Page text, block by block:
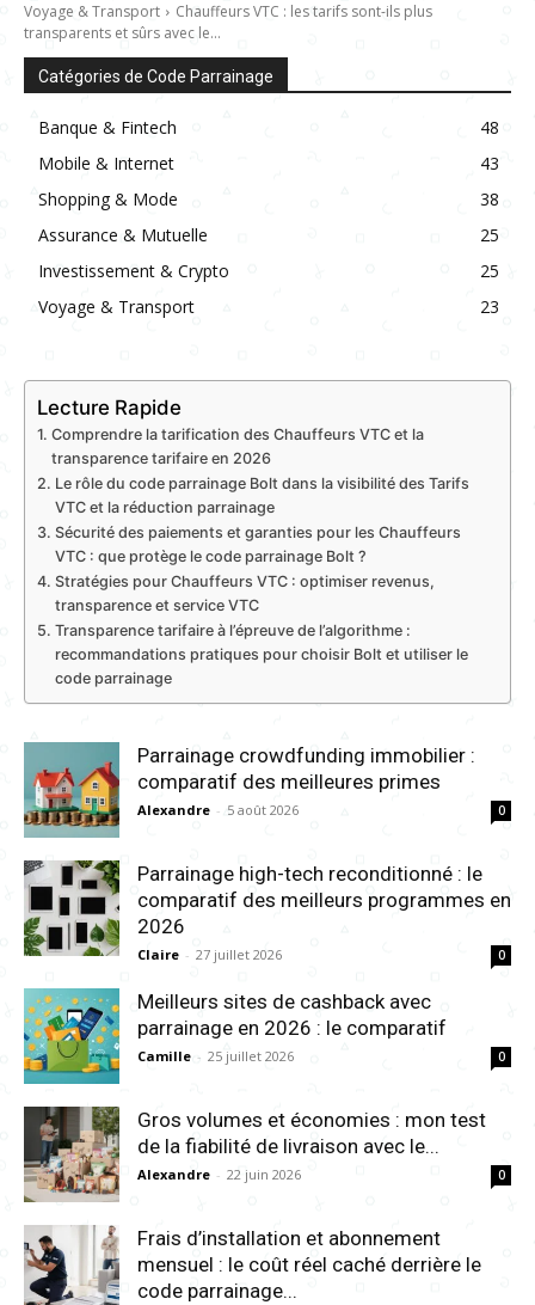
Voyage & Transport
Chauffeurs VTC : les tarifs sont-ils plus
transparents et sûrs avec le...
Catégories de Code Parrainage
Banque & Fintech
48
Mobile & Internet
43
Shopping & Mode
38
Assurance & Mutuelle
25
Investissement & Crypto
25
Voyage & Transport
23
Lecture Rapide
Comprendre la tarification des Chauffeurs VTC et la
transparence tarifaire en 2026
Le rôle du code parrainage Bolt dans la visibilité des Tarifs
VTC et la réduction parrainage
Sécurité des paiements et garanties pour les Chauffeurs
VTC : que protège le code parrainage Bolt ?
Stratégies pour Chauffeurs VTC : optimiser revenus,
transparence et service VTC
Transparence tarifaire à l’épreuve de l’algorithme :
recommandations pratiques pour choisir Bolt et utiliser le
code parrainage
Parrainage crowdfunding immobilier :
comparatif des meilleures primes
Alexandre - 5 août 2026 0
Parrainage high-tech reconditionné : le
comparatif des meilleurs programmes en
2026
Claire - 27 juillet 2026 0
Meilleurs sites de cashback avec
parrainage en 2026 : le comparatif
Camille - 25 juillet 2026 0
Gros volumes et économies : mon test
de la fiabilité de livraison avec le...
Alexandre - 22 juin 2026 0
Frais d’installation et abonnement
mensuel : le coût réel caché derrière le
code parrainage...